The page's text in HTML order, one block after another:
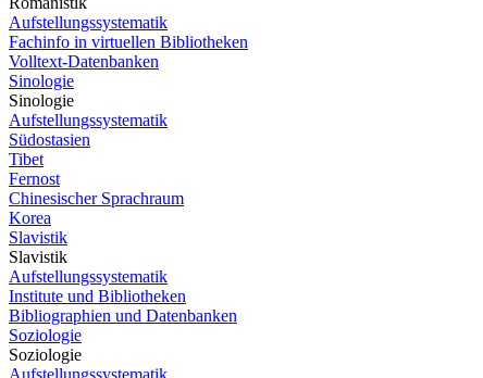
Aufstellungssystematik
Fachinfo in virtuellen Bibliotheken
Volltext-Datenbanken
Sinologie
Sinologie
Aufstellungssystematik
Südostasien
Tibet
Fernost
Chinesischer Sprachraum
Korea
Slavistik
Slavistik
Aufstellungssystematik
Institute und Bibliotheken
Bibliographien und Datenbanken
Soziologie
Soziologie
Aufstellungssystematik